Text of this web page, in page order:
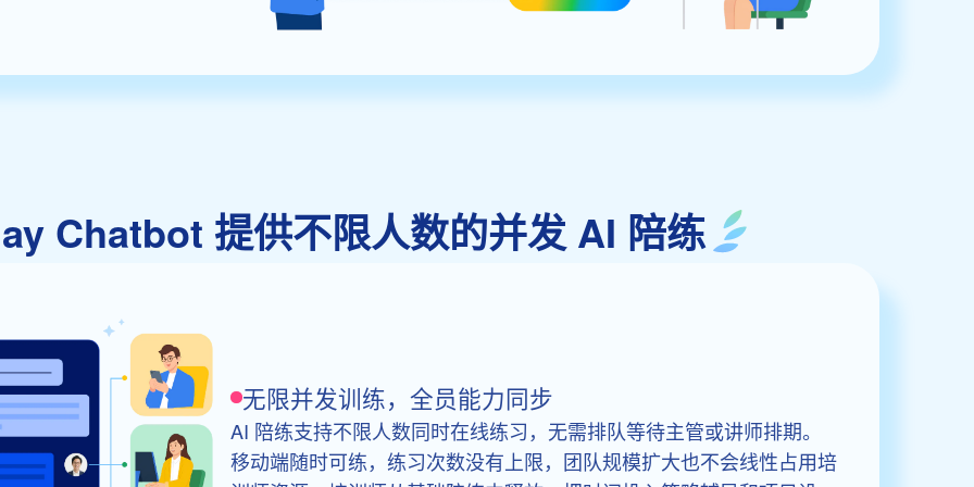
Chatbot 提供不限人数的并发 AI 陪练
无限并发训练，全员能力同步
AI 陪练支持不限人数同时在线练习，无需排队等待主管或讲师排期。
移动端随时可练，练习次数没有上限，团队规模扩大也不会线性占用培